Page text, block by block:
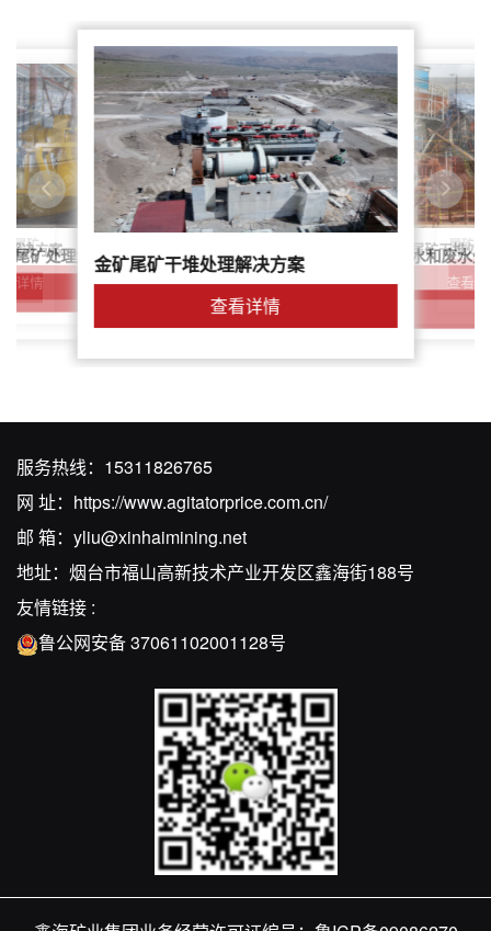
尾矿
解决方案
详情
尾矿处理解决方案简介金矿尾矿干堆处理解决方案
查看详情
鑫海尾矿处理系统：尾矿水和废水
解决方案
针对稀土尾矿干堆处
查看
尾矿干
服务热线： 15311826765
网 址： https://www.agitatorprice.com.cn/
邮 箱： yliu@xinhaimining.net
地址：烟台市福山高新技术产业开发区鑫海街188号
友情链接 :
鲁公网安备 37061102001128号